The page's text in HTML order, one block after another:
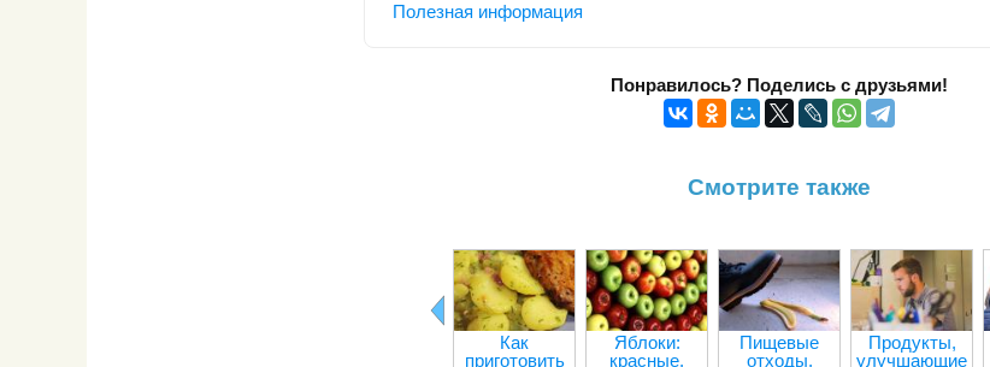
Полезная информация
Понравилось? Поделись с друзьями!
Смотрите также
Как
приготовить
Яблоки:
красные,
Пищевые
отходы,
Продукты,
улучшающие